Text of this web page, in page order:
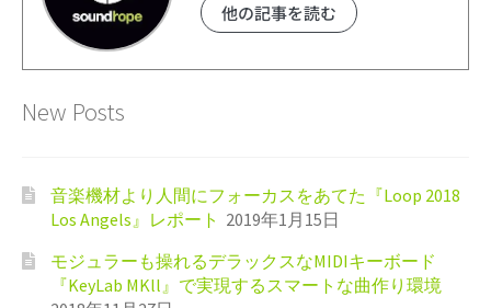
他の記事を読む
New Posts
音楽機材より人間にフォーカスをあてた『Loop 2018
Los Angels』レポート 2019年1月15日
モジュラーも操れるデラックスなMIDIキーボード
『KeyLab MKll』で実現するスマートな曲作り環境